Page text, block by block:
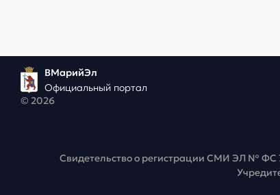
ВМарийЭл
Официальный портал
© 2026
Свидетельство о регистрации СМИ ЭЛ № ФС